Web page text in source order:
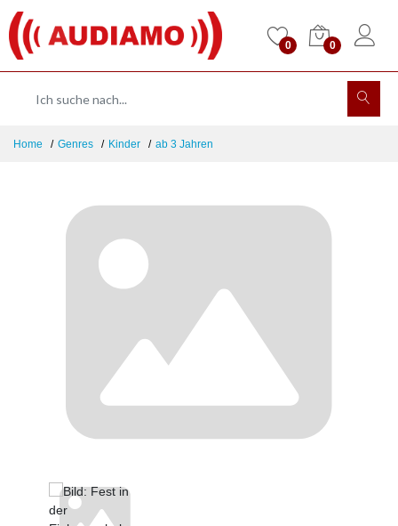
0 0
Home Genres Kinder ab 3 Jahren